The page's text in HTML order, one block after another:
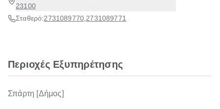
23100
Σταθερό:2731089770 2731089771
Περιοχές Εξυπηρέτησης
Σπάρτη [Δήμος]